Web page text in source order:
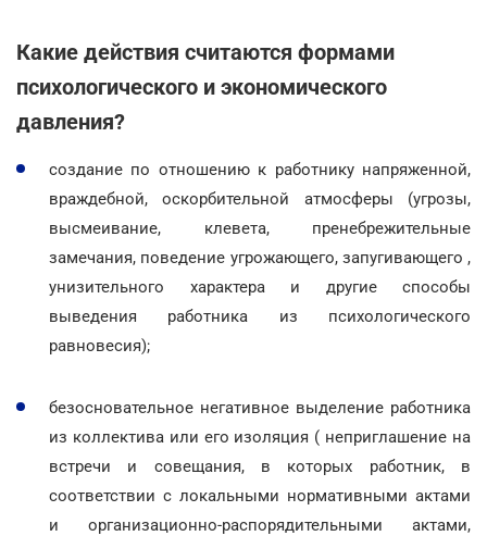
Какие действия считаются формами
психологического и экономического
давления?
создание по отношению к работнику напряженной,
враждебной, оскорбительной атмосферы (угрозы,
высмеивание, клевета, пренебрежительные
замечания, поведение угрожающего, запугивающего ,
унизительного характера и другие способы
выведения работника из психологического
равновесия);
безосновательное негативное выделение работника
из коллектива или его изоляция ( неприглашение на
встречи и совещания, в которых работник, в
соответствии с локальными нормативными актами
и организационно-распорядительными актами,